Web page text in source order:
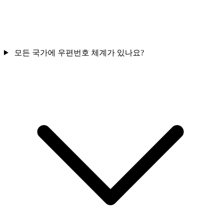
모든 국가에 우편번호 체계가 있나요?